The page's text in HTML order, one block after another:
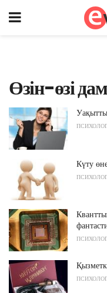
Өзін-өзі
Күту